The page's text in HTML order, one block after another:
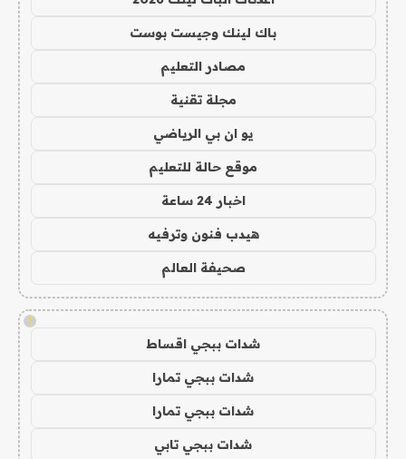
باك لينك وجيست بوست
مصادر التعليم
مجلة تقنية
يو ان بي الرياضي
موقع حالة للتعليم
اخبار 24 ساعة
هيدب فنون وترفيه
صحيفة العالم
!
شدات ببجي اقساط
شدات ببجي تمارا
شدات ببجي تمارا
شدات ببجي تابي